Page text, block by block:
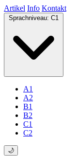
Artikel Info Kontakt
Sprachniveau: C1
A1
A2
B1
B2
C1
C2
🌙